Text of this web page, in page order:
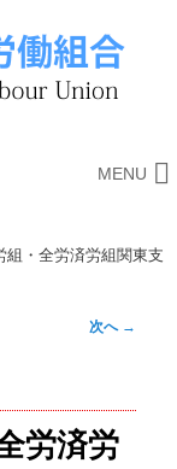
MENU
組・全労済労組関東支
次へ →
労済労